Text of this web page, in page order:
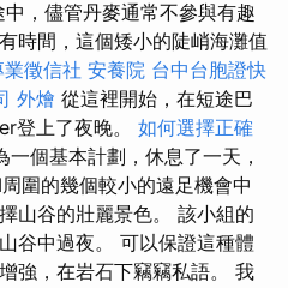
，儘管丹麥通常不參與有趣
時間，這個矮小的陡峭海灘值
徵信社 安養院 台中台胞證快
外燴 從這裡開始，在短途巴
登上了夜晚。 如何選擇正確
一個基本計劃，休息了一天，
圍的幾個較小的遠足機會中
山谷的壯麗景色。 該小組的
谷中過夜。 可以保證這種體
強，在岩石下竊竊私語。 我